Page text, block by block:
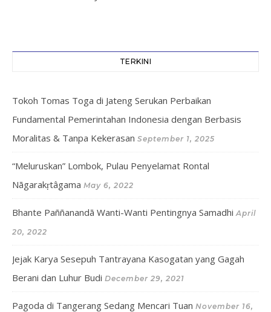
TERKINI
Tokoh Tomas Toga di Jateng Serukan Perbaikan
Fundamental Pemerintahan Indonesia dengan Berbasis
Moralitas & Tanpa Kekerasan September 1, 2025
“Meluruskan” Lombok, Pulau Penyelamat Rontal
Nāgarakṛtâgama May 6, 2022
Bhante Paññanandā Wanti-Wanti Pentingnya Samadhi April
20, 2022
Jejak Karya Sesepuh Tantrayana Kasogatan yang Gagah
Berani dan Luhur Budi December 29, 2021
Pagoda di Tangerang Sedang Mencari Tuan November 16,